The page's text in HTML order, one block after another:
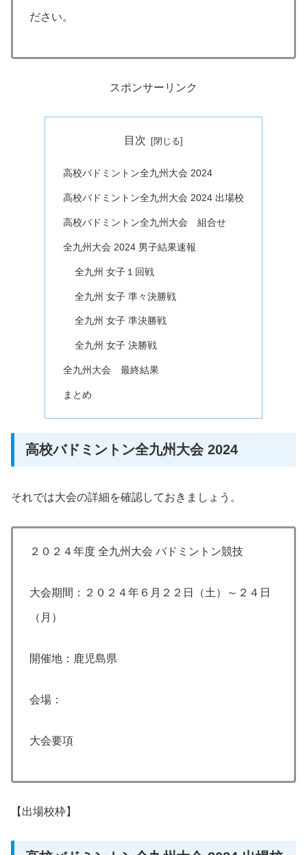
ださい。
スポンサーリンク
目次
高校バドミントン全九州大会 2024
高校バドミントン全九州大会 2024 出場校
高校バドミントン全九州大会 組合せ
全九州大会 2024 男子結果速報
全九州 女子１回戦
全九州 女子 準々決勝戦
全九州 女子 準決勝戦
全九州 女子 決勝戦
全九州大会 最終結果
まとめ
高校バドミントン全九州大会 2024
それでは大会の詳細を確認しておきましょう。
２０２４年度 全九州大会 バドミントン競技
大会期間：２０２４年６月２２日（土）～２４日
（月）
開催地：鹿児島県
会場：
大会要項
【出場校枠】